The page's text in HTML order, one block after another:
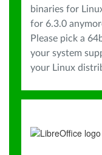
binaries for
for 6.3.0
Please pick a
your system
your Linux